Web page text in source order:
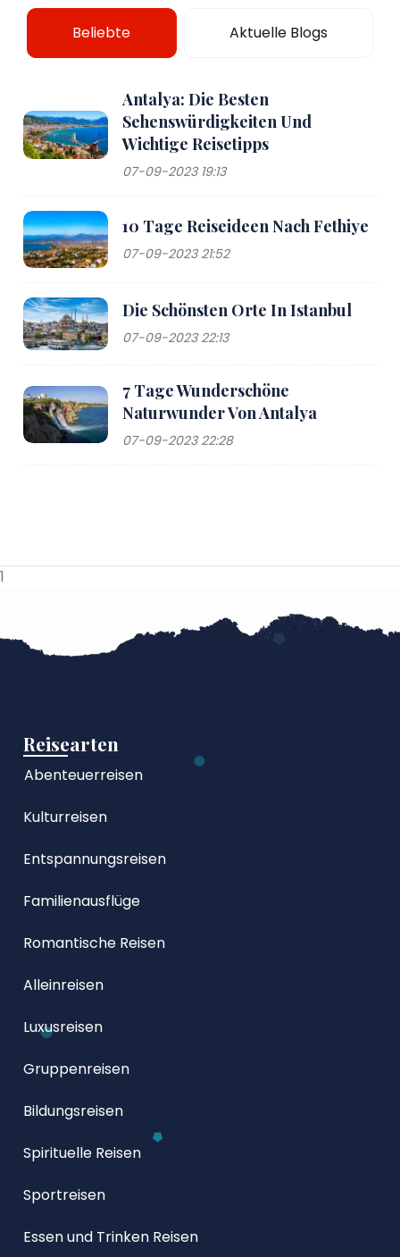
Beliebte Aktuelle Blogs
Antalya: Die Besten
Sehenswürdigkeiten Und
Wichtige Reisetipps
07-09-2023 19:13
10 Tage Reiseideen Nach Fethiye
07-09-2023 21:52
Die Schönsten Orte In Istanbul
07-09-2023 22:13
7 Tage Wunderschöne
Naturwunder Von Antalya
07-09-2023 22:28
1
Reisearten
Abenteuerreisen
Kulturreisen
Entspannungsreisen
Familienausflüge
Romantische Reisen
Alleinreisen
Luxusreisen
Gruppenreisen
Bildungsreisen
Spirituelle Reisen
Sportreisen
Essen und Trinken Reisen